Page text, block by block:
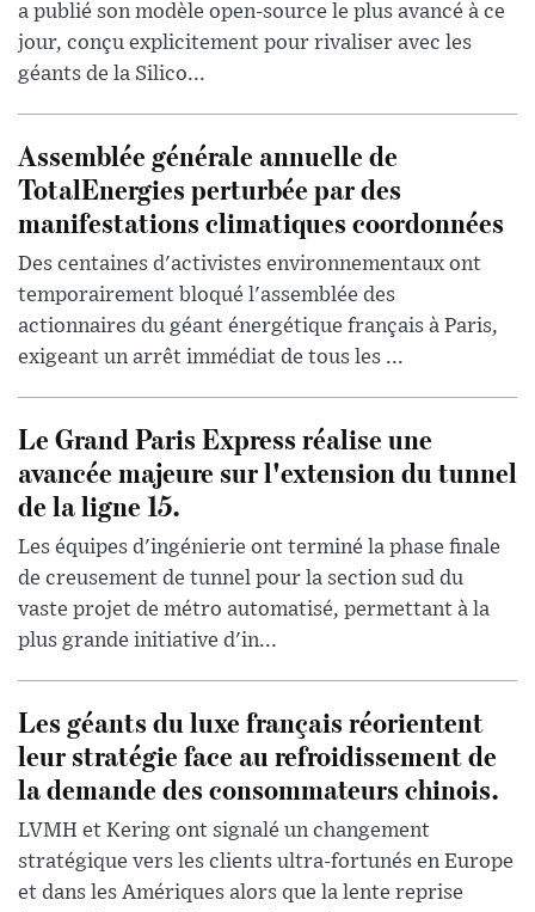
a publié son modèle open-source le plus avancé à ce
jour, conçu explicitement pour rivaliser avec les
géants de la Silico...
Assemblée générale annuelle de
TotalEnergies perturbée par des
manifestations climatiques coordonnées
Des centaines d'activistes environnementaux ont
temporairement bloqué l'assemblée des
actionnaires du géant énergétique français à Paris,
exigeant un arrêt immédiat de tous les ...
Le Grand Paris Express réalise une
avancée majeure sur l'extension du tunnel
de la ligne 15.
Les équipes d'ingénierie ont terminé la phase finale
de creusement de tunnel pour la section sud du
vaste projet de métro automatisé, permettant à la
plus grande initiative d'in...
Les géants du luxe français réorientent
leur stratégie face au refroidissement de
la demande des consommateurs chinois.
LVMH et Kering ont signalé un changement
stratégique vers les clients ultra-fortunés en Europe
et dans les Amériques alors que la lente reprise